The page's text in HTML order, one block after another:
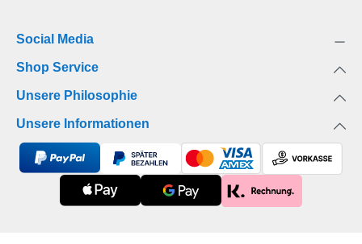
Social Media
Shop Service
Unsere Philosophie
Unsere Informationen